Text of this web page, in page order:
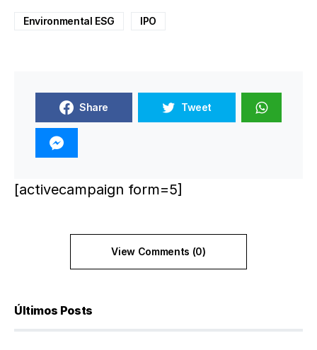
Environmental ESG IPO
Share Tweet
[activecampaign form=5]
View Comments (0)
Últimos Posts